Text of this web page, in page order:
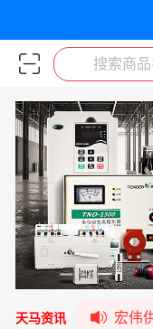
搜索商
天马资讯
宏伟